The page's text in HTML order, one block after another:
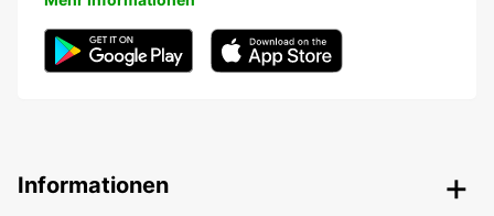
Informationen